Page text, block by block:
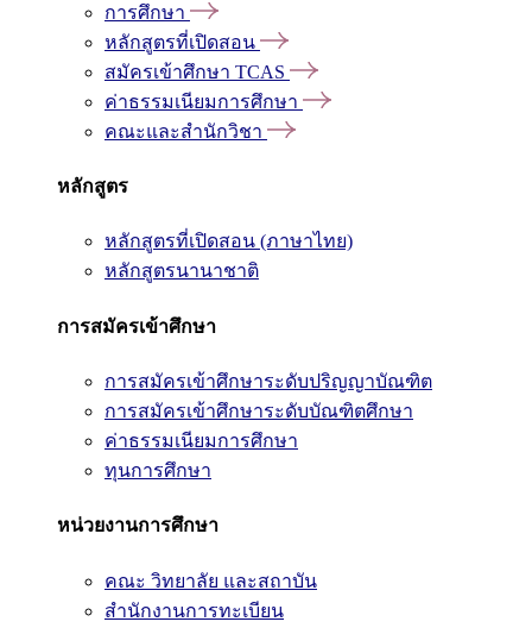
การศึกษา
หลักสูตรที่เปิดสอน
สมัครเข้าศึกษา TCAS
ค่าธรรมเนียมการศึกษา
คณะและสำนักวิชา
หลักสูตร
หลักสูตรที่เปิดสอน (ภาษาไทย)
หลักสูตรนานาชาติ
การสมัครเข้าศึกษา
การสมัครเข้าศึกษาระดับปริญญาบัณฑิต
การสมัครเข้าศึกษาระดับบัณฑิตศึกษา
ค่าธรรมเนียมการศึกษา
ทุนการศึกษา
หน่วยงานการศึกษา
คณะ วิทยาลัย และสถาบัน
สำนักงานการทะเบียน